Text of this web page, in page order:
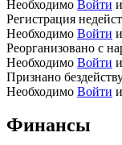
Необходимо Войти
Регистрация
Необходимо Войти
Реорганизовано с
Необходимо Войти
Признано
Необходимо Войти
Финансы